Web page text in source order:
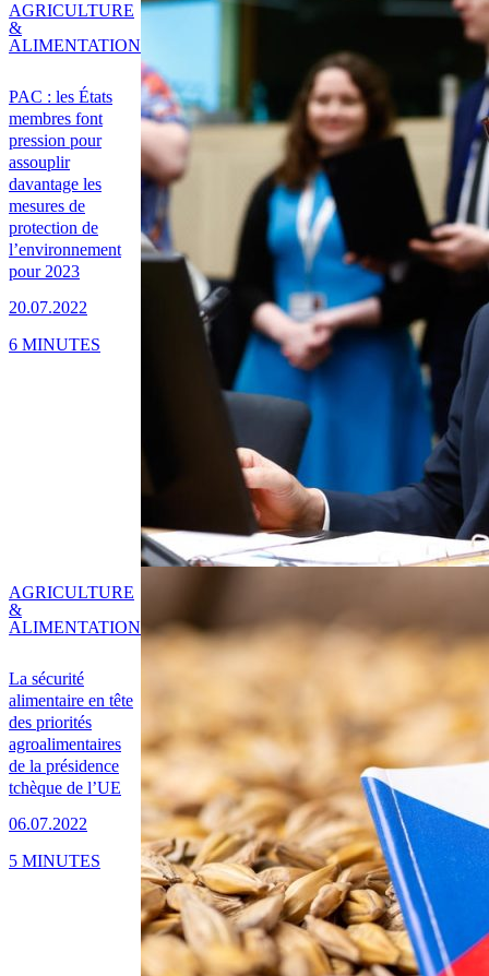
PAC : les États
membres font
pression pour
assouplir
davantage les
mesures de
protection de
l’environnement
pour 2023
20.07.2022
AGRICULTURE
&
ALIMENTATION
6 MINUTES
La sécurité
alimentaire en tête
des priorités
agroalimentaires
de la présidence
tchèque de l’UE
06.07.2022
AGRICULTURE
&
ALIMENTATION
5 MINUTES